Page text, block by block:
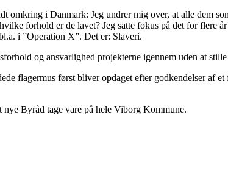
omkring i Danmark: Jeg undrer mig over, at alle dem
forhold er de lavet? Jeg satte fokus på det for flere
i ”Operation X”. Det er: Slaveri.
og ansvarlighed projekterne igennem uden at
flagermus først bliver opdaget efter godkendelser af
Byråd tage vare på hele Viborg Kommune.